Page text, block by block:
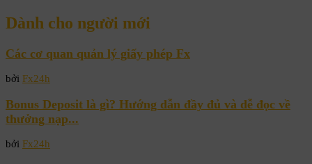
Dành cho người mới
Các cơ quan quản lý giấy phép Fx
bởi Fx24h
Bonus Deposit là gì? Hướng dẫn đầy đủ và dễ đọc về
thưởng nạp...
bởi Fx24h